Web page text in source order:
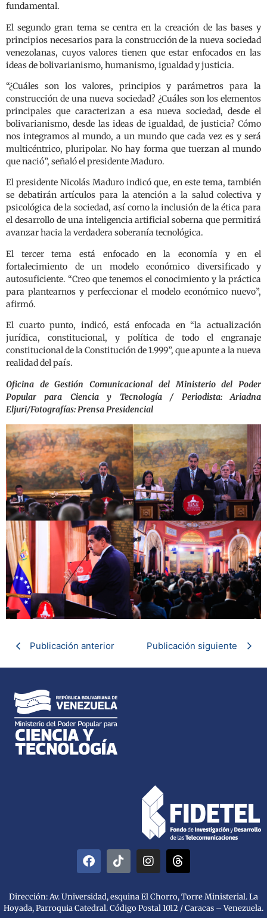
fundamental.
El segundo gran tema se centra en la creación de las bases y
principios necesarios para la construcción de la nueva sociedad
venezolanas, cuyos valores tienen que estar enfocados en las
ideas de bolivarianismo, humanismo, igualdad y justicia.
“¿Cuáles son los valores, principios y parámetros para la
construcción de una nueva sociedad? ¿Cuáles son los elementos
principales que caracterizan a esa nueva sociedad, desde el
bolivarianismo, desde las ideas de igualdad, de justicia? Cómo
nos integramos al mundo, a un mundo que cada vez es y será
multicéntrico, pluripolar. No hay forma que tuerzan al mundo
que nació”, señaló el presidente Maduro.
El presidente Nicolás Maduro indicó que, en este tema, también
se debatirán artículos para la atención a la salud colectiva y
psicológica de la sociedad, así como la inclusión de la ética para
el desarrollo de una inteligencia artificial soberna que permitirá
avanzar hacia la verdadera soberanía tecnológica.
El tercer tema está enfocado en la economía y en el
fortalecimiento de un modelo económico diversificado y
autosuficiente. “Creo que tenemos el conocimiento y la práctica
para plantearnos y perfeccionar el modelo económico nuevo”,
afirmó.
El cuarto punto, indicó, está enfocada en “la actualización
jurídica, constitucional, y política de todo el engranaje
constitucional de la Constitución de 1.999”, que apunte a la nueva
realidad del país.
Oficina de Gestión Comunicacional del Ministerio del Poder
Popular para Ciencia y Tecnología / Periodista: Ariadna
Eljuri/Fotografías: Prensa Presidencial
Publicación anterior Publicación siguiente
Dirección: Av. Universidad, esquina El Chorro, Torre Ministerial. La
Hoyada, Parroquia Catedral. Código Postal 1012 / Caracas – Venezuela.